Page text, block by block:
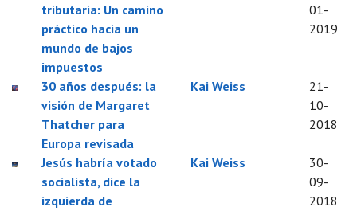
tributaria: Un camino
práctico hacia un
mundo de bajos
impuestos
01-
2019
30 años después: la
visión de Margaret
Thatcher para
Europa revisada
Kai Weiss
21-
10-
2018
Jesús habría votado
socialista, dice la
izquierda de
Kai Weiss
30-
09-
2018